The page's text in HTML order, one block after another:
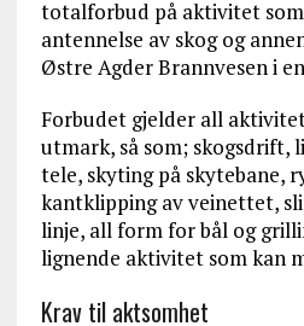
totalforbud på aktivitet
antennelse av skog og
Østre Agder Brannvesen i
Forbudet gjelder all
utmark, så som; skogsdrift,
tele, skyting på skytebane,
kantklipping av veinettet,
linje, all form for bål og
lignende aktivitet som kan
Krav til aktsomhet